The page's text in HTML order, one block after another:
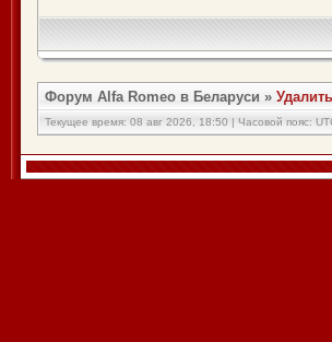
Форум Alfa Romeo в Беларуси »
Текущее время: 08 авг 2026, 18:50 | Часовой пояс: